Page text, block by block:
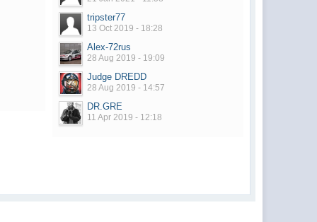
tripster77
13 Oct 2019 - 18:28
Alex-72rus
28 Aug 2019 - 19:09
Judge DREDD
28 Aug 2019 - 14:57
DR.GRE
11 Apr 2019 - 12:18